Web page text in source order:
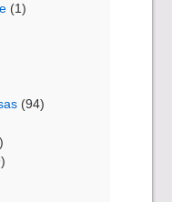
(1)
(94)